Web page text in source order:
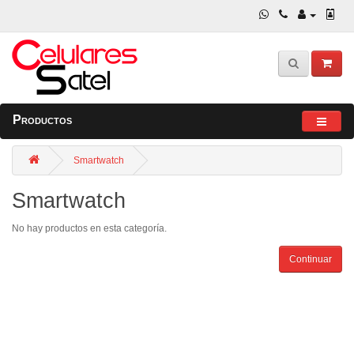
Productos
Smartwatch
Smartwatch
No hay productos en esta categoría.
Continuar